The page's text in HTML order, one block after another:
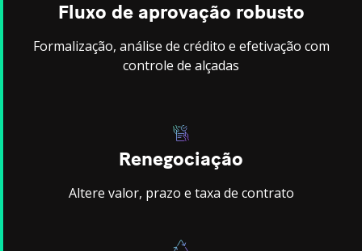
Fluxo de aprovação robusto
Formalização, análise de crédito e efetivação com
controle de alçadas
Renegociação
Altere valor, prazo e taxa de contrato